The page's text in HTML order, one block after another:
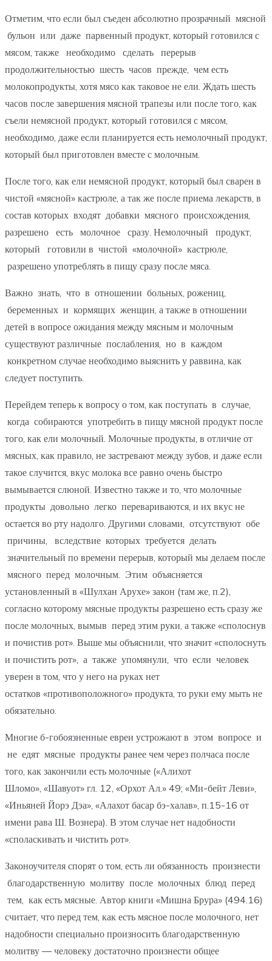
Отметим, что если был съеден абсолютно прозрачный мясной
бульон или даже парвенный продукт, который готовился с
мясом, также необходимо сделать перерыв
продолжительностью шесть часов прежде, чем есть
молокопродукты, хотя мясо как таковое не ели. Ждать шесть
часов после завершения мясной трапезы или после того, как
съели немясной продукт, который готовился с мясом,
необходимо, даже если планируется есть немолочный продукт,
который был приготовлен вместе с молочным.
После того, как ели немясной продукт, который был сварен в
чистой «мясной» кастрюле, а так же после приема лекарств, в
состав которых входят добавки мясного происхождения,
разрешено есть молочное сразу. Немолочный продукт,
который готовили в чистой «молочной» кастрюле,
разрешено употреблять в пищу сразу после мяса.
Важно знать, что в отношении больных, рожениц,
беременных и кормящих женщин, а также в отношении
детей в вопросе ожидания между мясным и молочным
существуют различные послабления, но в каждом
конкретном случае необходимо выяснить у раввина, как
следует поступить.
Перейдем теперь к вопросу о том, как поступать в случае,
когда собираются употребить в пищу мясной продукт после
того, как ели молочный. Молочные продукты, в отличие от
мясных, как правило, не застревают между зубов, и даже если
такое случится, вкус молока все равно очень быстро
вымывается слюной. Известно также и то, что молочные
продукты довольно легко перевариваются, и их вкус не
остается во рту надолго. Другими словами, отсутствуют обе
причины, вследствие которых требуется делать
значительный по времени перерыв, который мы делаем после
мясного перед молочным. Этим объясняется
установленный в «Шулхан Арухе» закон (там же, п.2),
согласно которому мясные продукты разрешено есть сразу же
после молочных, вымыв перед этим руки, а также «сполоснув
и почистив рот». Выше мы объяснили, что значит «сполоснуть
и почистить рот», а также упомянули, что если человек
уверен в том, что у него на руках нет
остатков «противоположного» продукта, то руки ему мыть не
обязательно.
Многие б-гобоязненные евреи устрожают в этом вопросе и
не едят мясные продукты ранее чем через полчаса после
того, как закончили есть молочные («Алихот
Шломо», «Шавуот» гл. 12, «Орхот Ал.» 49; «Ми-бейт Леви»,
«Иньяней Йорэ Дэа», «Алахот басар бэ-халав», п.15-16 от
имени рава Ш. Вознера). В этом случае нет надобности
«споласкивать и чистить рот».
Законоучителя спорят о том, есть ли обязанность произнести
благодарственную молитву после молочных блюд перед
тем, как есть мясные. Автор книги «Мишна Брура» (494.16)
считает, что перед тем, как есть мясное после молочного, нет
надобности специально произносить благодарственную
молитву — человеку достаточно произнести общее